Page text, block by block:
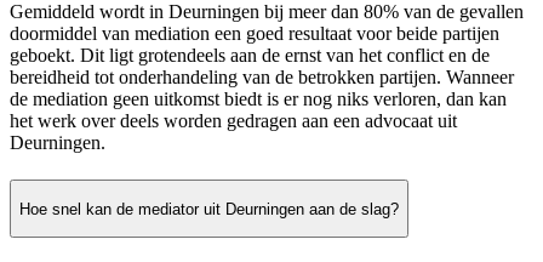
Gemiddeld wordt in Deurningen bij meer dan 80% van de gevallen
doormiddel van mediation een goed resultaat voor beide partijen
geboekt. Dit ligt grotendeels aan de ernst van het conflict en de
bereidheid tot onderhandeling van de betrokken partijen. Wanneer
de mediation geen uitkomst biedt is er nog niks verloren, dan kan
het werk over deels worden gedragen aan een advocaat uit
Deurningen.
Hoe snel kan de mediator uit Deurningen aan de slag?